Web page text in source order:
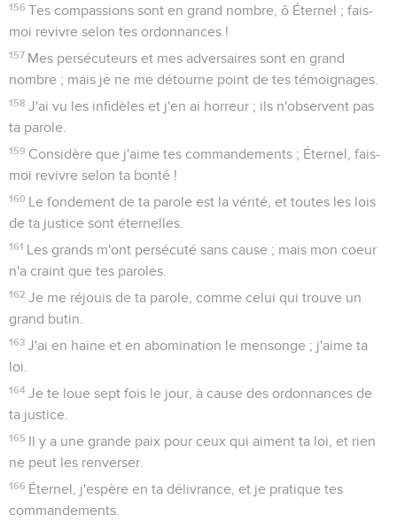
156 Tes compassions sont en grand nombre, ô Éternel ; fais-
moi revivre selon tes ordonnances !
157 Mes persécuteurs et mes adversaires sont en grand
nombre ; mais je ne me détourne point de tes témoignages.
158 J'ai vu les infidèles et j'en ai horreur ; ils n'observent pas
ta parole.
159 Considère que j'aime tes commandements ; Éternel, fais-
moi revivre selon ta bonté !
160 Le fondement de ta parole est la vérité, et toutes les lois
de ta justice sont éternelles.
161 Les grands m'ont persécuté sans cause ; mais mon coeur
n'a craint que tes paroles.
162 Je me réjouis de ta parole, comme celui qui trouve un
grand butin.
163 J'ai en haine et en abomination le mensonge ; j'aime ta
loi.
164 Je te loue sept fois le jour, à cause des ordonnances de
ta justice.
165 Il y a une grande paix pour ceux qui aiment ta loi, et rien
ne peut les renverser.
166 Éternel, j'espère en ta délivrance, et je pratique tes
commandements.